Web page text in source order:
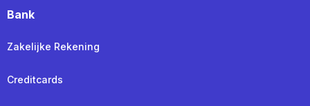
Bank
Zakelijke Rekening
Creditcards